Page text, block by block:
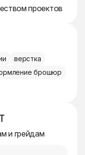
проектов
верстка
брошюр
и грейдам